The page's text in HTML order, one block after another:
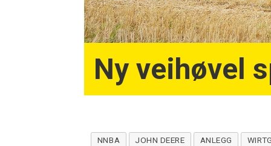
Ny veihøvel
NNBA JOHN DEERE ANLEGG